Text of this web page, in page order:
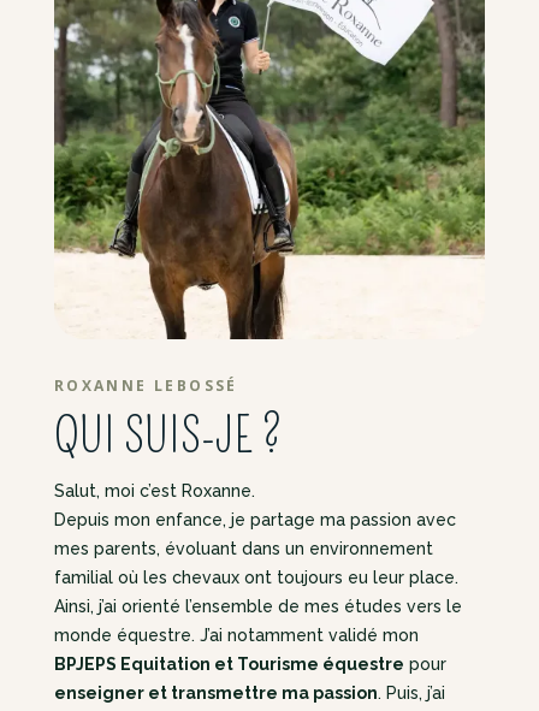
ROXANNE LEBOSSÉ
QUI SUIS-JE ?
Salut, moi c’est Roxanne.
Depuis mon enfance, je partage ma passion avec
mes parents, évoluant dans un environnement
familial où les chevaux ont toujours eu leur place.
Ainsi, j’ai orienté l’ensemble de mes études vers le
monde équestre. J’ai notamment validé mon
BPJEPS Equitation et Tourisme équestre pour
enseigner et transmettre ma passion. Puis, j’ai